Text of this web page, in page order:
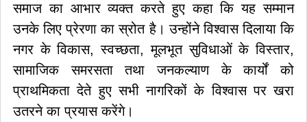
समाज का आभार व्यक्त करते हुए कहा कि यह सम्मान
उनके लिए प्रेरणा का स्रोत है। उन्होंने विश्वास दिलाया कि
नगर के विकास, स्वच्छता, मूलभूत सुविधाओं के विस्तार,
सामाजिक समरसता तथा जनकल्याण के कार्यों को
प्राथमिकता देते हुए सभी नागरिकों के विश्वास पर खरा
उतरने का प्रयास करेंगे।